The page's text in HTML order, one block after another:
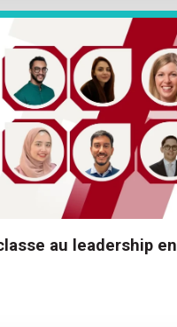
au leadership en